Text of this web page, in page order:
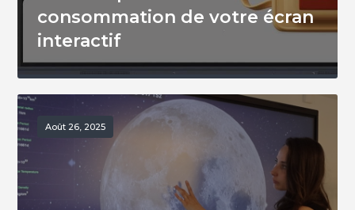
consommation de votre écran
interactif
Août 26, 2025